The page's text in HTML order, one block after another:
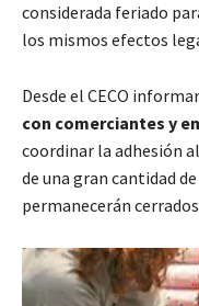
considerada feriado
los mismos efectos
Desde el CECO
con comerciantes y
coordinar la adhesión
de una gran cantidad
permanecerán